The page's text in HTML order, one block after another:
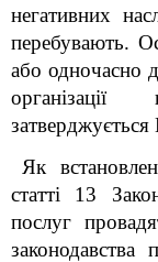
негативних
перебувають.
або одночасно
затверджується
Як
статті 13
послуг
законодавства